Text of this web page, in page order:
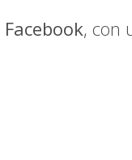
Facebook, con